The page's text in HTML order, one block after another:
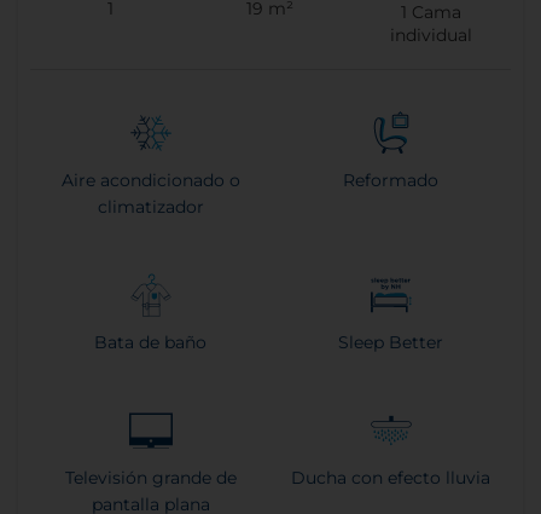
1 19 m² 1 Cama
individual
Aire acondicionado o
climatizador
Reformado
Bata de baño Sleep Better
Televisión grande de
pantalla plana
Ducha con efecto lluvia